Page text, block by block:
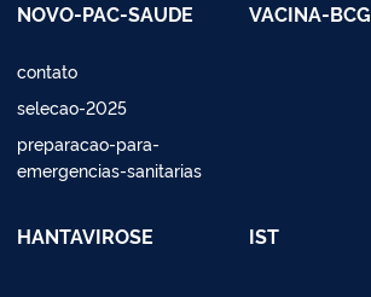
NOVO-PAC-SAUDE
contato
selecao-2025
preparacao-para-
emergencias-sanitarias
VACINA-BCG
HANTAVIROSE IST